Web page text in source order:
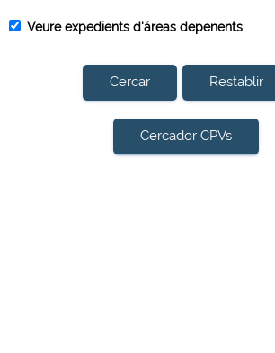
Veure expedients d'áreas depenents